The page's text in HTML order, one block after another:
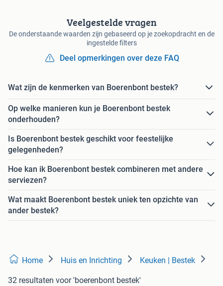
Veelgestelde vragen
De onderstaande waarden zijn gebaseerd op je zoekopdracht en de
ingestelde filters
Deel opmerkingen over deze FAQ
Wat zijn de kenmerken van Boerenbont bestek?
Op welke manieren kun je Boerenbont bestek
onderhouden?
Is Boerenbont bestek geschikt voor feestelijke
gelegenheden?
Hoe kan ik Boerenbont bestek combineren met andere
serviezen?
Wat maakt Boerenbont bestek uniek ten opzichte van
ander bestek?
Home Huis en Inrichting Keuken | Bestek
32 resultaten voor 'boerenbont bestek'